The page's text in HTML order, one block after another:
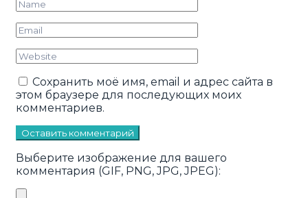
Сохранить моё имя, email и адрес сайта в
этом браузере для последующих моих
комментариев.
Оставить комментарий
Выберите изображение для вашего
комментария (GIF, PNG, JPG, JPEG):